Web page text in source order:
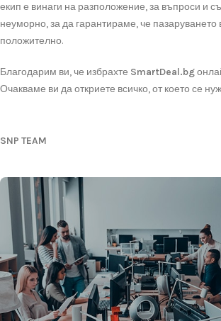
екип е винаги на разположение, за въпроси и
неуморно, за да гарантираме, че пазаруването
положително.
Благодарим ви, че избрахте SmartDeal.bg
Очакваме ви да откриете всичко, от което се
SNP TEAM